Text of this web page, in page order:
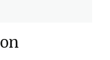
rolety
zewnetrzne